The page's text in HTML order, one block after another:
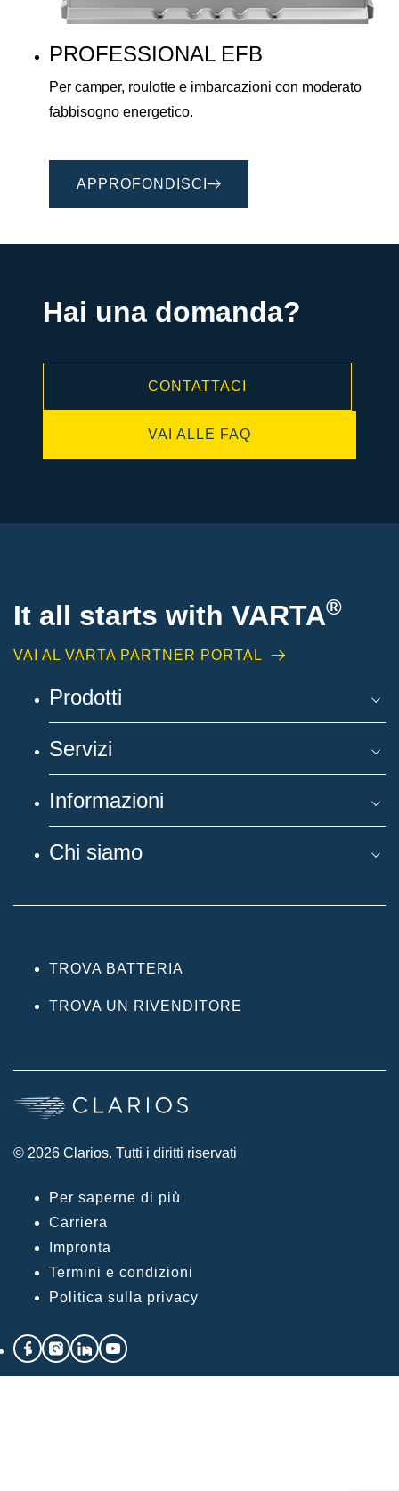
PROFESSIONAL EFB
Per camper, roulotte e imbarcazioni con moderato
fabbisogno energetico.
APPROFONDISCI
Hai una domanda?
CONTATTACI
VAI ALLE FAQ
It all starts with VARTA®
VAI AL VARTA PARTNER PORTAL
Prodotti
Servizi
Informazioni
Chi siamo
TROVA BATTERIA
TROVA UN RIVENDITORE
© 2026 Clarios. Tutti i diritti riservati
Per saperne di più
Carriera
Impronta
Termini e condizioni
Politica sulla privacy